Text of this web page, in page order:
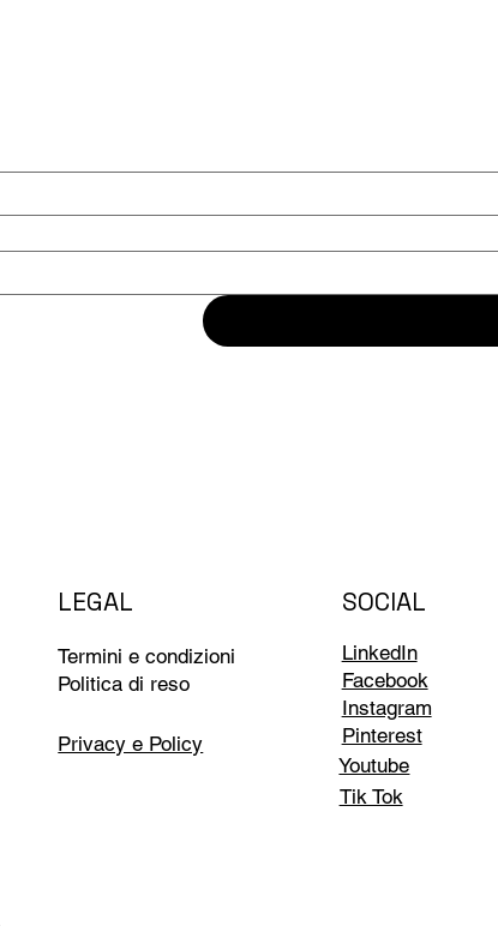
LEGAL
Termini e condizioni
Politica di reso
Privacy e Policy
SOCIAL
LinkedIn
Facebook
Instagram
Pinterest
Youtube
Tik Tok